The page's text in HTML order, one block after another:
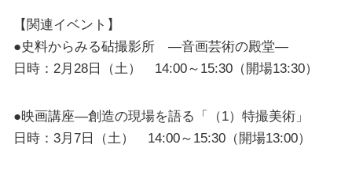
【関連イベント】
●史料からみる砧撮影所 ―音画芸術の殿堂―
日時：2月28日（土） 14:00～15:30（開場13:30）
●映画講座―創造の現場を語る「（1）特撮美術」
日時：3月7日（土） 14:00～15:30（開場13:00）